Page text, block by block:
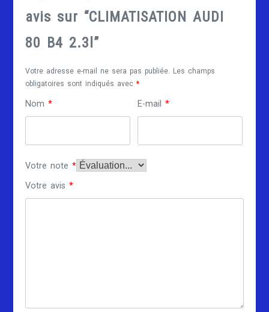
avis sur “CLIMATISATION AUDI
80 B4 2.3l”
Votre adresse e-mail ne sera pas publiée. Les champs
obligatoires sont indiqués avec*
Nom* E-mail*
Votre note*
Votre avis*